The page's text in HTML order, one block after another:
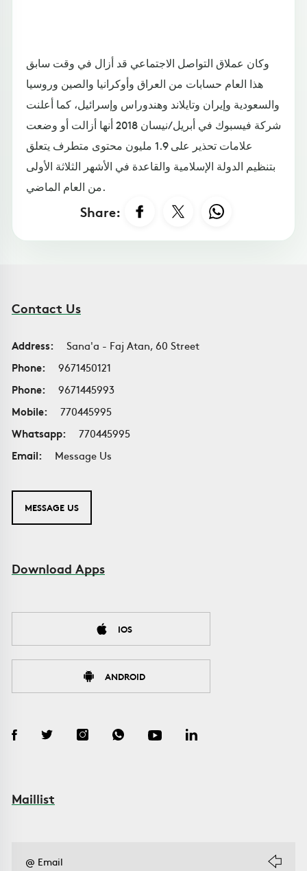
وكان عملاق التواصل الاجتماعي قد أزال في وقت سابق
هذا العام حسابات من العراق وأوكرانيا والصين وروسيا
والسعودية وإيران وتايلاند وهندوراس وإسرائيل، كما أعلنت
شركة فيسبوك في أبريل/نيسان 2018 أنها أزالت أو وضعت
علامات تحذير على 1.9 مليون محتوى متطرف يتعلق
بتنظيم الدولة الإسلامية والقاعدة في الأشهر الثلاثة الأولى
من العام الماضي.
Share:
Contact Us
Address:
Sana'a - Faj Atan, 60 Street
Phone:
9671450121
Phone:
9671445993
Mobile:
770445995
Whatsapp:
770445995
Email:
Message Us
MESSAGE US
Download Apps
IOS
ANDROID
Maillist